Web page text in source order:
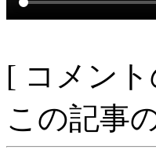
[ コメン
この記事